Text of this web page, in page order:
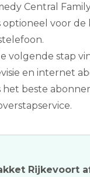
Central
optioneel voor
volgende stap
en internet
het beste
Rijkevoort